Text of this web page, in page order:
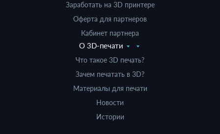
Заработать на 3D принтере
Оферта для партнеров
Кабинет партнера
О 3D-печати
Что такое 3D печать?
Зачем печатать в 3D?
Материалы для печати
Новости
Истории